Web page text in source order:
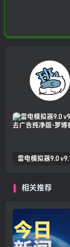
相关推荐